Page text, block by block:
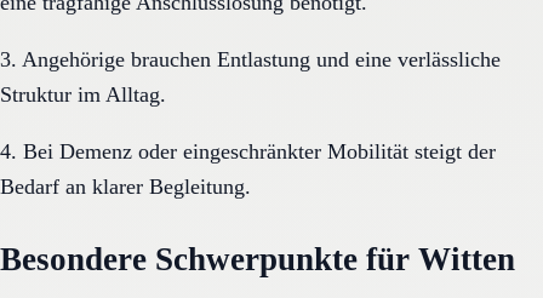
3. Angehörige brauchen Entlastung und eine verlässliche
Struktur im Alltag.
4. Bei Demenz oder eingeschränkter Mobilität steigt der
Bedarf an klarer Begleitung.
Besondere Schwerpunkte für Witten